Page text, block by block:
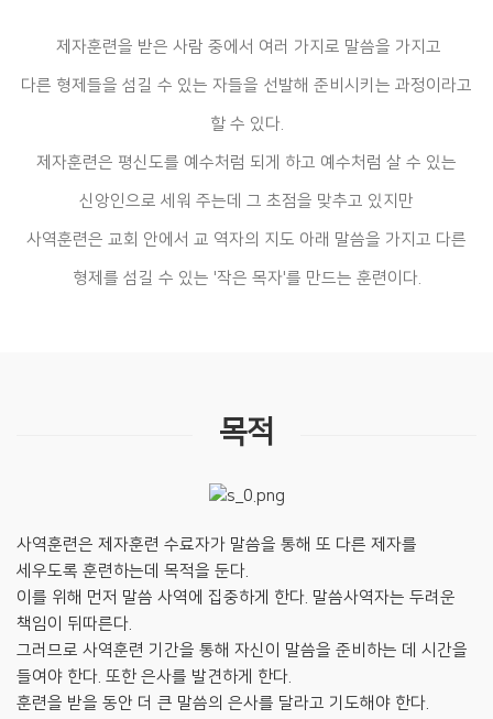
제자훈련을 받은 사람 중에서 여러 가지로 말씀을 가지고
다른 형제들을 섬길 수 있는 자들을 선발해 준비시키는 과정이라고
할 수 있다.
제자훈련은 평신도를 예수처럼 되게 하고 예수처럼 살 수 있는
신앙인으로 세워 주는데 그 초점을 맞추고 있지만
사역훈련은 교회 안에서 교 역자의 지도 아래 말씀을 가지고 다른
형제를 섬길 수 있는 '작은 목자'를 만드는 훈련이다.​​
목적
사역훈련은 제자훈련 수료자가 말씀을 통해 또 다른 제자를
세우도록 훈련하는데 목적을 둔다.
이를 위해 먼저 말씀 사역에 집중하게 한다. 말씀사역자는 두려운
책임이 뒤따른다.
그러므로 사역훈련 기간을 통해 자신이 말씀을 준비하는 데 시간을
들여야 한다. 또한 은사를 발견하게 한다.
훈련을 받을 동안 더 큰 말씀의 은사를 달라고 기도해야 한다.